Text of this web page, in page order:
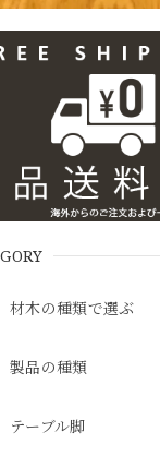
材木の種類で選ぶ
製品の種類
テーブル脚